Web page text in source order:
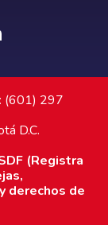
(601) 297
D.C.
(Registra
derechos de